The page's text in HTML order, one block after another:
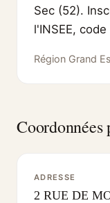
Sec (52).
l'INSEE,
Région Grand
Coordonnées
ADRESSE
2 RUE DE